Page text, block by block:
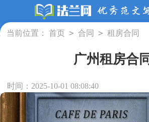
当前位置： 首页 > 合同 > 租房合同
广州租房合
时间：2025-10-01 08:08:40